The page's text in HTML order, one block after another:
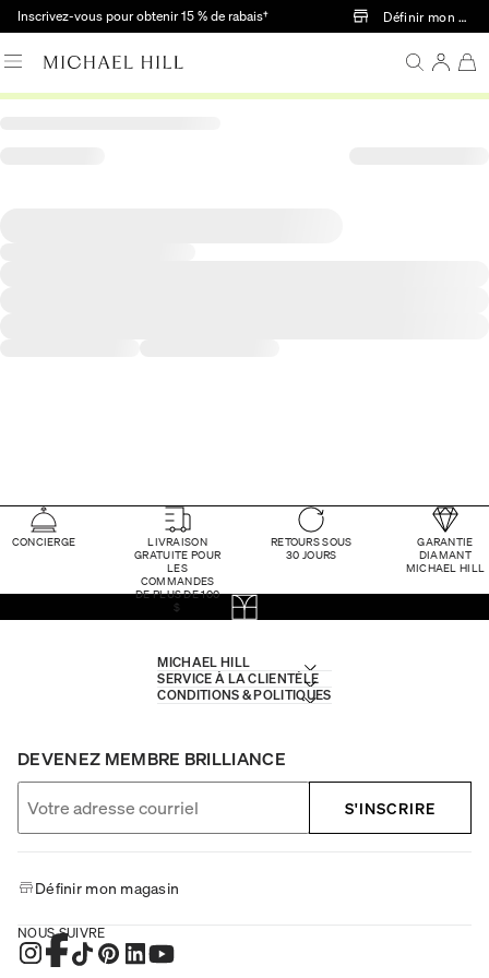
Passer au contenu principal
Inscrivez-vous pour obtenir 15 % de rabais† Définir mon
CONCIERGE
LIVRAISON
GRATUITE POUR
LES
COMMANDES
DE PLUS DE 100
$
RETOURS SOUS
30 JOURS
GARANTIE
DIAMANT
MICHAEL HILL
MICHAEL HILL
SERVICE À LA CLIENTÈLE
CONDITIONS & POLITIQUES
DEVENEZ MEMBRE BRILLIANCE
S'INSCRIRE
Définir mon magasin
NOUS SUIVRE